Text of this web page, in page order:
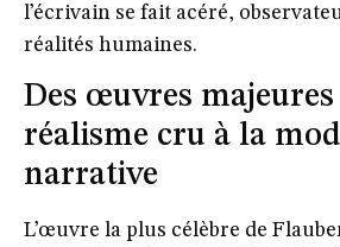
l’écrivain se fait acéré,
réalités humaines.
Des œuvres majeures
réalisme cru à la
narrative
L’œuvre la plus célèbre de